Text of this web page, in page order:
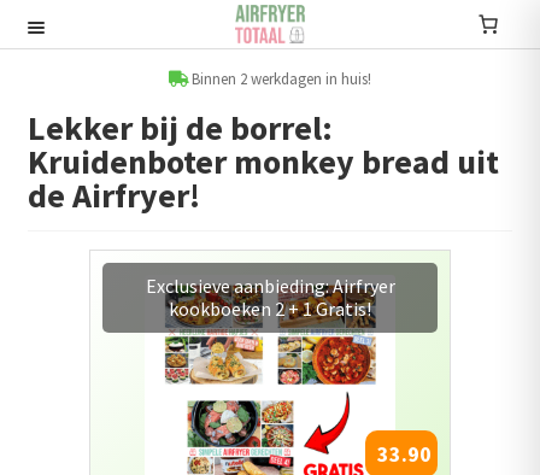
door
naar
Submenu
uitvouwen
Accessoires
uitvouwen
Kookboeken
Binnen 2 werkdagen in huis!
Lekker bij de borrel:
Kruidenboter monkey bread uit
de Airfryer!
Exclusieve aanbieding: Airfryer
kookboeken 2 + 1 Gratis!
33.90